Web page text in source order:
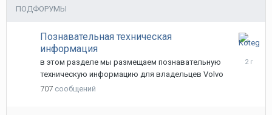
ПОДФОРУМЫ
Познавательная техническая
информация
в этом разделе мы размещаем познавательную
техническую информацию для владельцев Volvo
707 сообщений
31
октября,